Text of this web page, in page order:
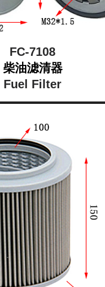
FC-7108
柴油滤清器
Fuel Filter